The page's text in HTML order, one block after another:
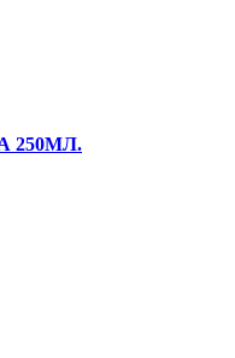
250МЛ.